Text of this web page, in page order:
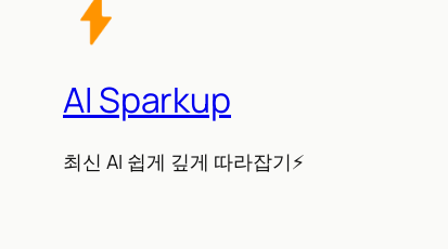
AI Sparkup
최신 AI 쉽게 깊게 따라잡기⚡